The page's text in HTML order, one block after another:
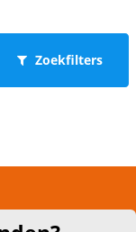
Zoekfilters